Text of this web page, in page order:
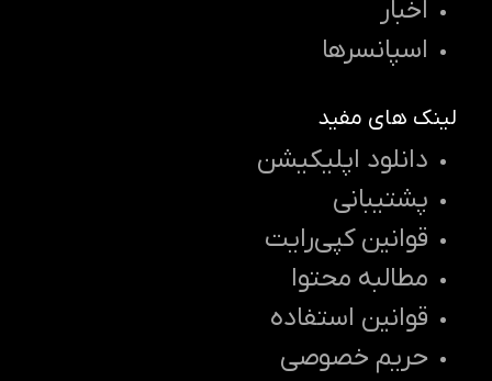
اخبار
اسپانسرها
لینک های مفید
دانلود اپلیکیشن
پشتیبانی
قوانین کپی‌رایت
مطالبه محتوا
قوانین استفاده
حریم خصوصی